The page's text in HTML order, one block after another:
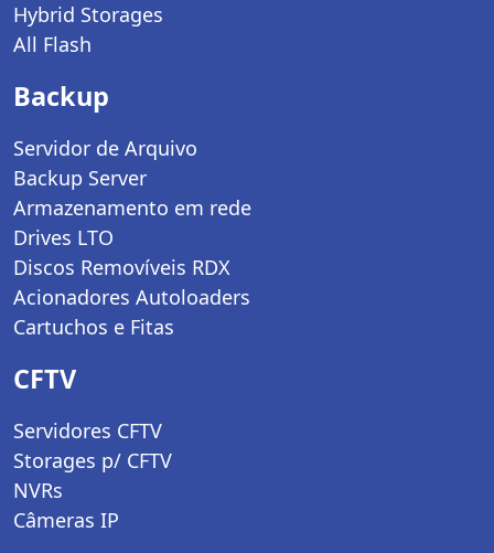
Hybrid Storages
All Flash
Backup
Servidor de Arquivo
Backup Server
Armazenamento em rede
Drives LTO
Discos Removíveis RDX
Acionadores Autoloaders
Cartuchos e Fitas
CFTV
Servidores CFTV
Storages p/ CFTV
NVRs
Câmeras IP